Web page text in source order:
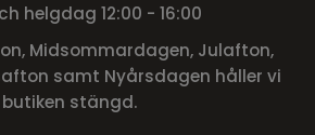
helgdag 12:00 - 16:00
Midsommardagen, Julafton,
samt Nyårsdagen håller vi
butiken stängd.